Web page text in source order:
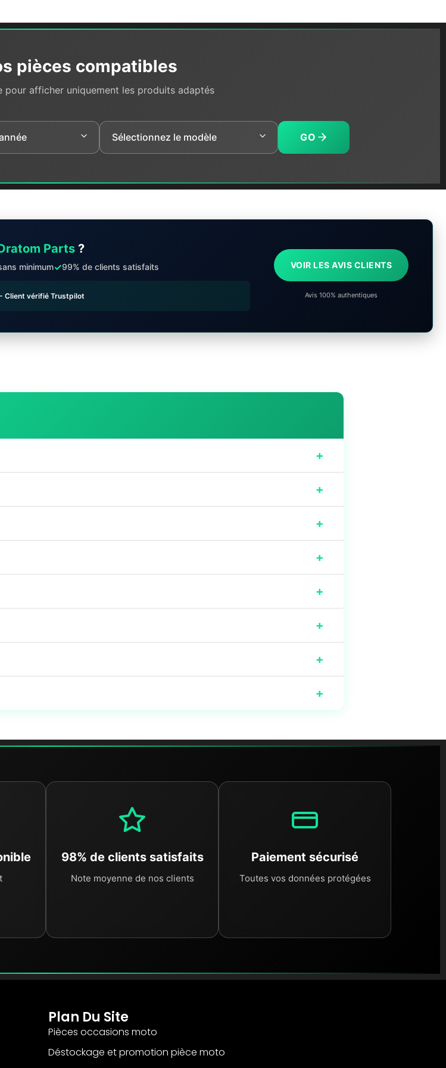
pièces compatibles
pour afficher uniquement les produits adaptés
GO
Parts ?
minimum✓99% de clients satisfaits
Client vérifié Trustpilot
VOIR LES AVIS CLIENTS
Avis 100% authentiques
+
+
+
+
+
+
+
+
98% de clients satisfaits
Note moyenne de nos clients
Paiement sécurisé
Toutes vos données protégées
Plan Du Site
Pièces occasions moto
Déstockage et promotion pièce moto